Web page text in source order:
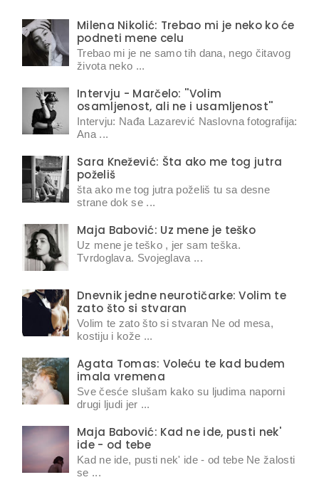
Milena Nikolić: Trebao mi je neko ko će
podneti mene celu
Trebao mi je ne samo tih dana, nego čitavog
života neko ...
Intervju - Marčelo: ''Volim
osamljenost, ali ne i usamljenost''
Intervju: Nađa Lazarević Naslovna fotografija:
Ana ...
Sara Knežević: Šta ako me tog jutra
poželiš
šta ako me tog jutra poželiš tu sa desne
strane dok se ...
Maja Babović: Uz mene je teško
Uz mene je teško , jer sam teška.
Tvrdoglava. Svojeglava ...
Dnevnik jedne neurotičarke: Volim te
zato što si stvaran
Volim te zato što si stvaran Ne od mesa,
kostiju i kože ...
Agata Tomas: Voleću te kad budem
imala vremena
Sve česće slušam kako su ljudima naporni
drugi ljudi jer ...
Maja Babović: Kad ne ide, pusti nek'
ide - od tebe
Kad ne ide, pusti nek' ide - od tebe Ne žalosti
se ...